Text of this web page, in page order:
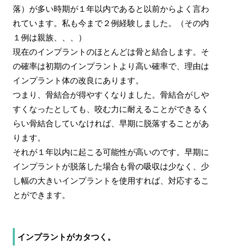
落）が多い時期が１年以内であると以前からよく言わ
れています。私も今まで２例経験しました。（その内
１例は親族、、、）
現在のインプラントのほとんどは骨と結合します。そ
の確率は初期のインプラントより高い確率で、理由は
インプラント体の改良にあります。
つまり、骨結合が得やすくなりました。骨結合がしや
すくなったとしても、咬む力に耐えることができるく
らい骨結合していなければ、早期に脱落することがあ
ります。
それが１年以内に起こる可能性が高いのです。早期に
インプラントが脱落した場合も骨の吸収は少なく、少
し幅の大きいインプラントを使用すれば、対応するこ
とができます。
インプラントがカタつく。